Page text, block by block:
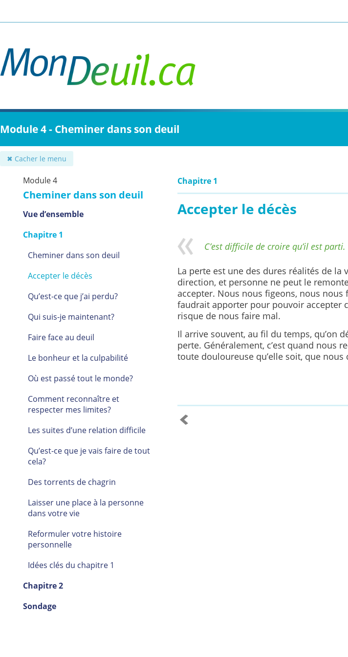
contenu
Module 4 - Cheminer dans son deuil
✖ Cacher le menu
Module 4
Cheminer dans son deuil
Vue d’ensemble
Chapitre 1
Cheminer dans son deuil
Accepter le décès
Qu’est-ce que j’ai perdu?
Qui suis-je maintenant?
Faire face au deuil
Le bonheur et la culpabilité
Où est passé tout le monde?
Comment reconnaître et
respecter mes limites?
Les suites d’une relation difficile
Qu’est-ce que je vais faire de tout
cela?
Des torrents de chagrin
Laisser une place à la personne
dans votre vie
Reformuler votre histoire
personnelle
Idées clés du chapitre 1
Chapitre 2
Sondage
Chapitre 1
Accepter le décès
C’est difficile de croire qu’il est parti.
La perte est une des dures réalités de la
direction, et personne ne peut le
accepter. Nous nous figeons, nous nous
faudrait apporter pour pouvoir accepter
risque de nous faire mal.
Il arrive souvent, au fil du temps, qu’on
perte. Généralement, c’est quand nous
toute douloureuse qu’elle soit, que